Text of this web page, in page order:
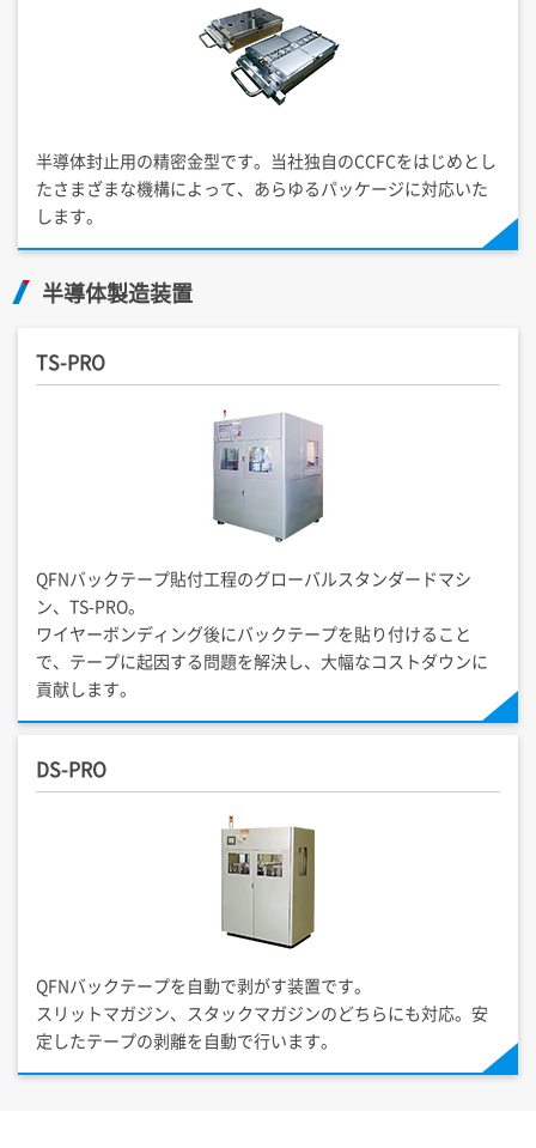
半導体封止用の精密金型です。当社独自のCCFCをはじめとし
たさまざまな機構によって、あらゆるパッケージに対応いた
します。
半導体製造装置
TS-PRO
QFNバックテープ貼付工程のグローバルスタンダードマシ
ン、TS-PRO。
ワイヤーボンディング後にバックテープを貼り付けること
で、テープに起因する問題を解決し、大幅なコストダウンに
貢献します。
DS-PRO
QFNバックテープを自動で剥がす装置です。
スリットマガジン、スタックマガジンのどちらにも対応。安
定したテープの剥離を自動で行います。